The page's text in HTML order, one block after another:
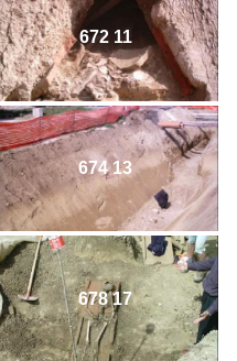
672 11
674 13
678 17